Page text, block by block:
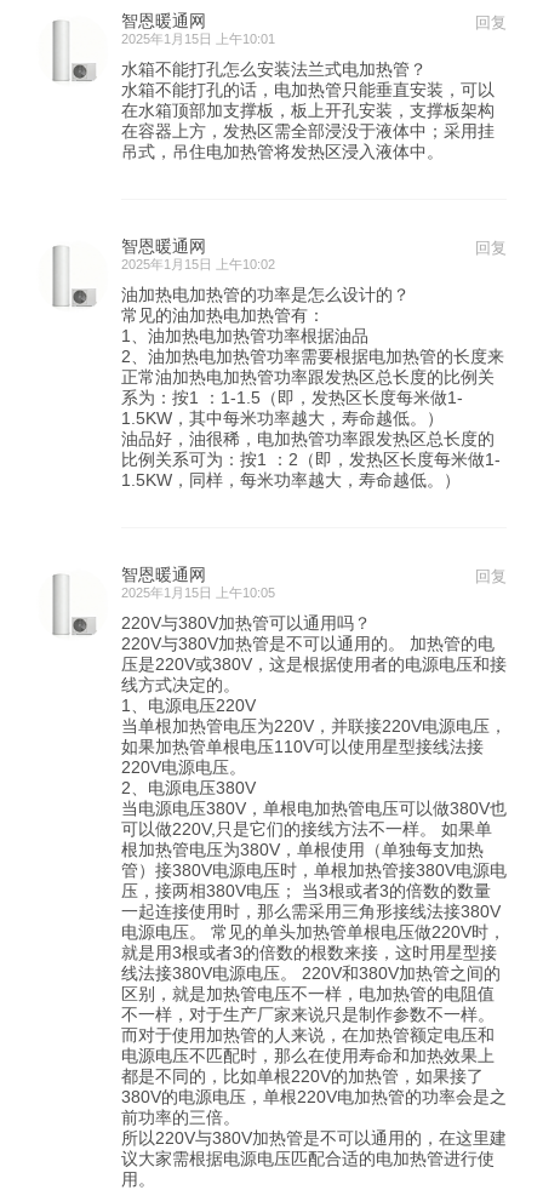
智恩暖通网
2025年1月15日 上午10:01
回复
水箱不能打孔怎么安装法兰式电加热管？
水箱不能打孔的话，电加热管只能垂直安装，可以
在水箱顶部加支撑板，板上开孔安装，支撑板架构
在容器上方，发热区需全部浸没于液体中；采用挂
吊式，吊住电加热管将发热区浸入液体中。
智恩暖通网
2025年1月15日 上午10:02
回复
油加热电加热管的功率是怎么设计的？
常见的油加热电加热管有：
1、油加热电加热管功率根据油品
2、油加热电加热管功率需要根据电加热管的长度来
正常油加热电加热管功率跟发热区总长度的比例关
系为：按1 ：1-1.5（即，发热区长度每米做1-
1.5KW，其中每米功率越大，寿命越低。）
油品好，油很稀，电加热管功率跟发热区总长度的
比例关系可为：按1 ：2（即，发热区长度每米做1-
1.5KW，同样，每米功率越大，寿命越低。）
智恩暖通网
2025年1月15日 上午10:05
回复
220V与380V加热管可以通用吗？
220V与380V加热管是不可以通用的。 加热管的电
压是220V或380V，这是根据使用者的电源电压和接
线方式决定的。
1、电源电压220V
当单根加热管电压为220V，并联接220V电源电压，
如果加热管单根电压110V可以使用星型接线法接
220V电源电压。
2、电源电压380V
当电源电压380V，单根电加热管电压可以做380V也
可以做220V,只是它们的接线方法不一样。 如果单
根加热管电压为380V，单根使用（单独每支加热
管）接380V电源电压时，单根加热管接380V电源电
压，接两相380V电压； 当3根或者3的倍数的数量
一起连接使用时，那么需采用三角形接线法接380V
电源电压。 常见的单头加热管单根电压做220V时，
就是用3根或者3的倍数的根数来接，这时用星型接
线法接380V电源电压。 220V和380V加热管之间的
区别，就是加热管电压不一样，电加热管的电阻值
不一样，对于生产厂家来说只是制作参数不一样。
而对于使用加热管的人来说，在加热管额定电压和
电源电压不匹配时，那么在使用寿命和加热效果上
都是不同的，比如单根220V的加热管，如果接了
380V的电源电压，单根220V电加热管的功率会是之
前功率的三倍。
所以220V与380V加热管是不可以通用的，在这里建
议大家需根据电源电压匹配合适的电加热管进行使
用。